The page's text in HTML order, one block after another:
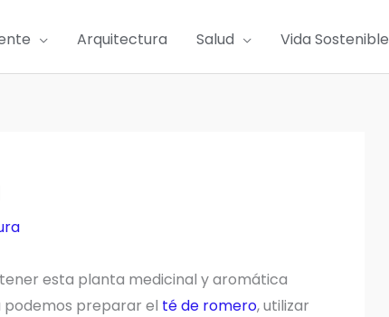
Arquitectura Salud Vida Sostenible
esta planta medicinal y aromática
podemos preparar el té de romero, utilizar